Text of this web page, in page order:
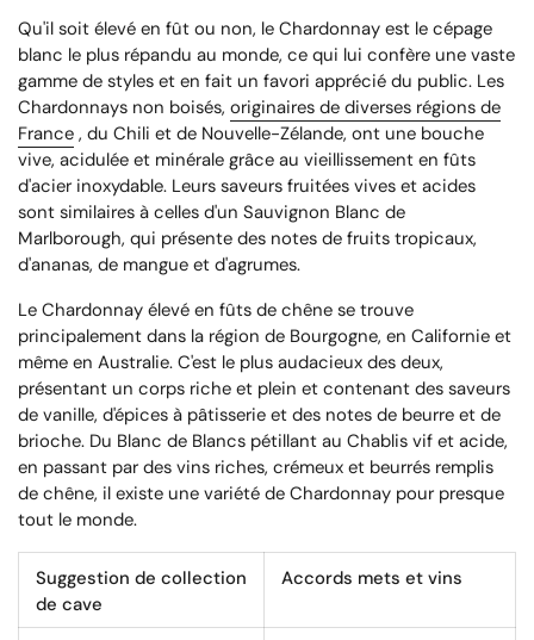
Qu'il soit élevé en fût ou non, le Chardonnay est le cépage
blanc le plus répandu au monde, ce qui lui confère une vaste
gamme de styles et en fait un favori apprécié du public. Les
Chardonnays non boisés, originaires de diverses régions de
France , du Chili et de Nouvelle-Zélande, ont une bouche
vive, acidulée et minérale grâce au vieillissement en fûts
d'acier inoxydable. Leurs saveurs fruitées vives et acides
sont similaires à celles d'un Sauvignon Blanc de
Marlborough, qui présente des notes de fruits tropicaux,
d'ananas, de mangue et d'agrumes.
Le Chardonnay élevé en fûts de chêne se trouve
principalement dans la région de Bourgogne, en Californie et
même en Australie. C'est le plus audacieux des deux,
présentant un corps riche et plein et contenant des saveurs
de vanille, d'épices à pâtisserie et des notes de beurre et de
brioche. Du Blanc de Blancs pétillant au Chablis vif et acide,
en passant par des vins riches, crémeux et beurrés remplis
de chêne, il existe une variété de Chardonnay pour presque
tout le monde.
Suggestion de collection
de cave
Accords mets et vins